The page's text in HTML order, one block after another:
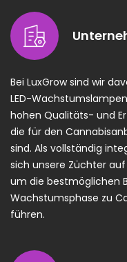
Bei LuxGrow sind wir
LED-
hohen Qualitäts- und
die für den
sind. Als vollständig
sich unsere Züchter
um die bestmöglichen
Wachstumsphase zu
führen.